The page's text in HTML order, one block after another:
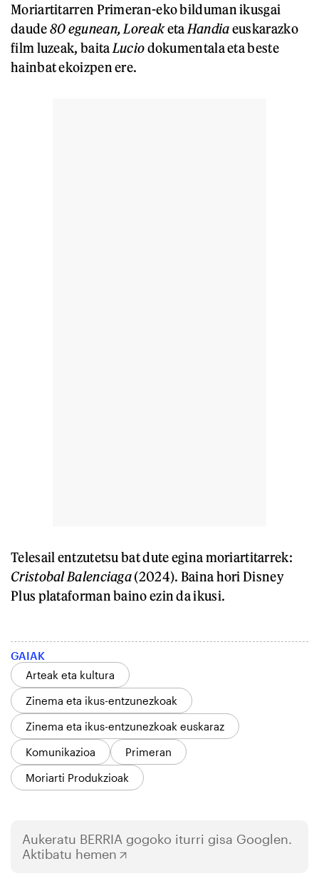
Moriartitarren Primeran-eko bilduman ikusgai
daude80 egunean, Loreaketa Handiaeuskarazko
film luzeak, baita Luciodokumentala eta beste
hainbat ekoizpen ere.
Telesail entzutetsu bat dute egina moriartitarrek:
Cristobal Balenciaga(2024). Baina hori Disney
Plus plataforman baino ezin da ikusi.
GAIAK
Arteak eta kultura
Zinema eta ikus-entzunezkoak
Zinema eta ikus-entzunezkoak euskaraz
Komunikazioa
Primeran
Moriarti Produkzioak
Aukeratu BERRIA gogoko iturri gisa Googlen.
Aktibatu hemen